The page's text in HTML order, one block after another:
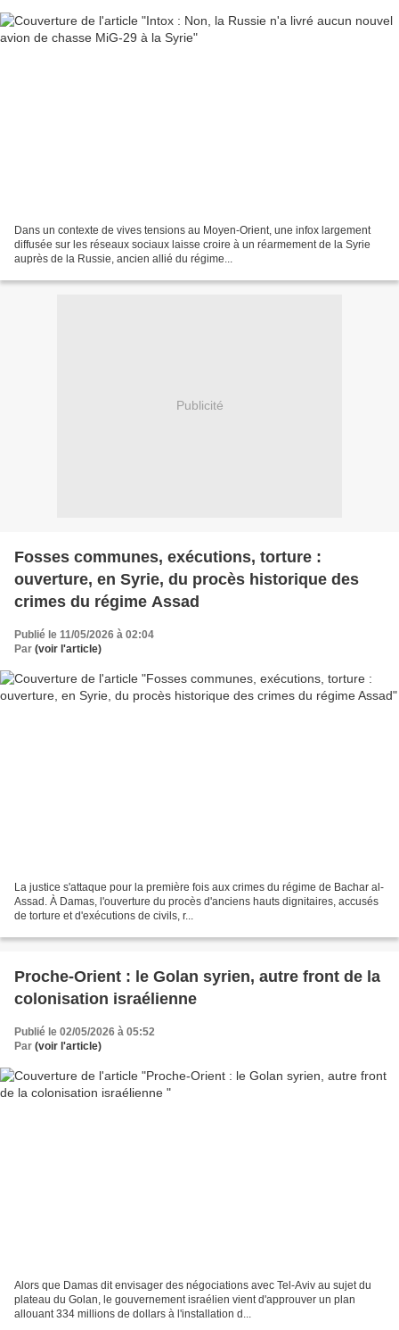
Dans un contexte de vives tensions au Moyen-Orient, une infox largement
diffusée sur les réseaux sociaux laisse croire à un réarmement de la Syrie
auprès de la Russie, ancien allié du régime...
Publicité
Fosses communes, exécutions, torture :
ouverture, en Syrie, du procès historique des
crimes du régime Assad
Publié le 11/05/2026 à 02:04
Par (voir l'article)
La justice s'attaque pour la première fois aux crimes du régime de Bachar al-
Assad. À Damas, l'ouverture du procès d'anciens hauts dignitaires, accusés
de torture et d'exécutions de civils, r...
Proche-Orient : le Golan syrien, autre front de la
colonisation israélienne
Publié le 02/05/2026 à 05:52
Par (voir l'article)
Alors que Damas dit envisager des négociations avec Tel-Aviv au sujet du
plateau du Golan, le gouvernement israélien vient d'approuver un plan
allouant 334 millions de dollars à l'installation d...